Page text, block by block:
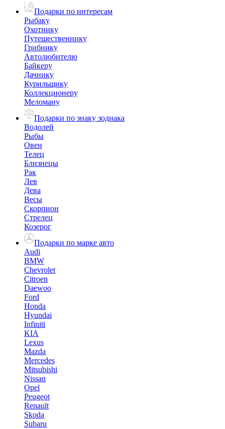
Подарки по интересам
Рыбаку
Охотнику
Путешественнику
Грибнику
Автолюбителю
Байкеру
Дачнику
Курильщику
Коллекционеру
Меломану
Подарки по знаку зодиака
Водолей
Рыбы
Овен
Телец
Близнецы
Рак
Лев
Дева
Весы
Скорпион
Стрелец
Козерог
Подарки по марке авто
Audi
BMW
Chevrolet
Citroen
Daewoo
Ford
Honda
Hyundai
Infiniti
KIA
Lexus
Mazda
Mercedes
Mitsubishi
Nissan
Opel
Peugeot
Renault
Skoda
Subaru